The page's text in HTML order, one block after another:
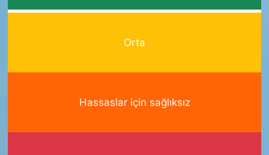
Orta
Hassaslar için sağlıksız